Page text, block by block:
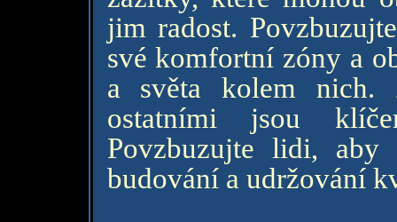
jim radost.
své komfortní zóny a
a světa kolem nich.
ostatními jsou
Povzbuzujte lidi,
budování a udržování